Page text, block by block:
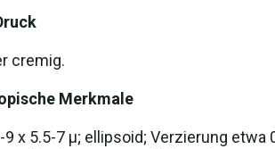
cremig.
Merkmale
9 x 5.5-7 µ; ellipsoid; Verzierung